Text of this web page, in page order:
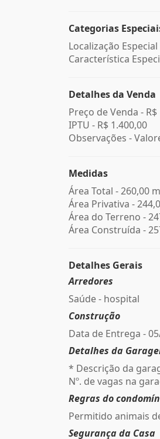
Categorias
Localização
Característica
Detalhes da Venda
Preço de Venda -
IPTU - R$ 1.400,00
Observações -
Medidas
Área Total - 260,00
Área Privativa -
Área do Terreno -
Área Construída -
Detalhes Gerais
Arredores
Saúde - hospital
Construção
Data de Entrega -
Detalhes da
* Descrição da
Nº. de vagas na
Regras do
Permitido animais
Segurança da Casa